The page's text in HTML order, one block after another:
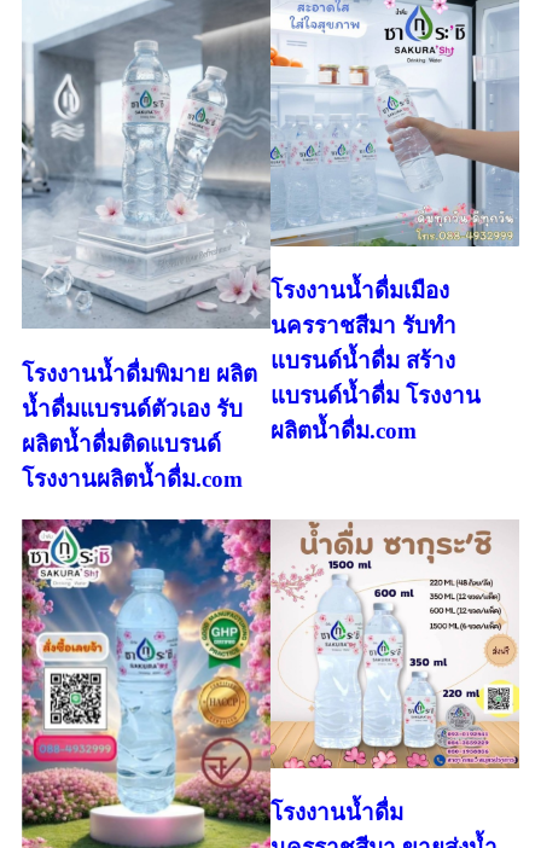
โรงงานน้ำดื่มพิมาย ผลิต
น้ำดื่มแบรนด์ตัวเอง รับ
ผลิตน้ำดื่มติดแบรนด์
โรงงานผลิตน้ำดื่ม.com
โรงงานน้ำดื่มเมือง
นครราชสีมา รับทำ
แบรนด์น้ำดื่ม สร้าง
แบรนด์น้ำดื่ม โรงงาน
ผลิตน้ำดื่ม.com
โรงงานน้ำดื่ม